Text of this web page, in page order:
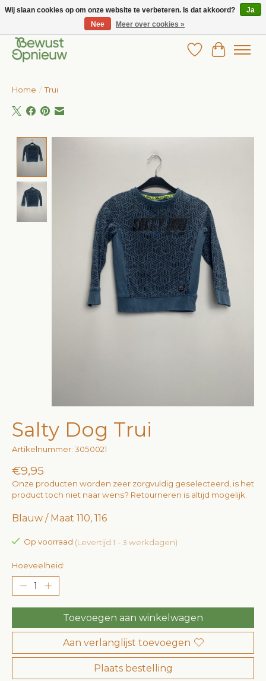
Wij bieden het grootste aanbod in betaalbare kinderkleding!
Verlanglijst
Home / Trui
Salty Dog Trui
Artikelnummer: 3050021
€9,95
Onze producten worden zeer zorgvuldig geselecteerd, is het
product toch niet naar wens? Retourneren is altijd mogelijk.
Blauw / Maat 110, 116
Op voorraad (Levertijd:1 - 3 werkdagen)
Hoeveelheid:
Toevoegen aan winkelwagen
Aan verlanglijst toevoegen
Plaats bestelling
Wij slaan cookies op om onze website te verbeteren. Is dat akkoord?
Ja
Nee
Meer over cookies »